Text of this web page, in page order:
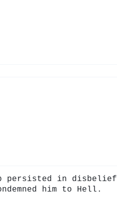
persisted in
him to Hell.